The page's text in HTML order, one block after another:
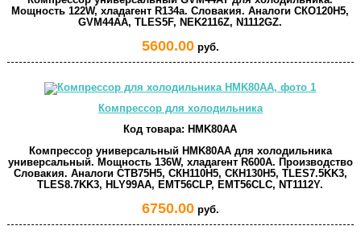
Мощность 122W, хладагент R134a. Словакия. Аналоги СКО120Н5,
GVM44AA, TLES5F, NEK2116Z, N1112GZ.
5600.00руб.
Компрессор для холодильника
Код товара: HMK80AA
Компрессор универсальный HMK80AA для холодильника
универсальный. Мощность 136W, хладагент R600A. Производство
Словакия. Аналоги СТВ75Н5, СКН110Н5, СКН130Н5, TLES7.5KK3,
TLES8.7KK3, HLY99AA, EMT56CLP, EMT56CLC, NT1112Y.
6750.00руб.